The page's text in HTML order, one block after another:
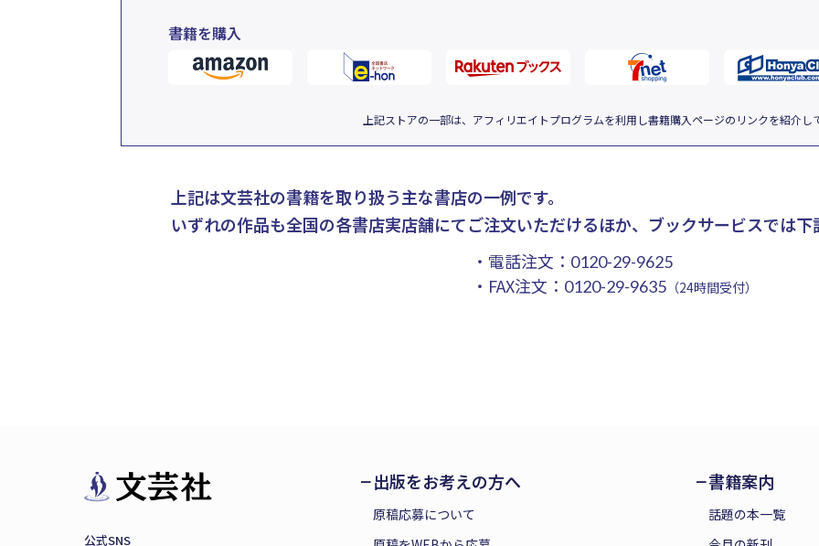
書籍を購入
上記ストアの一部は、アフィリエイトプログラムを利用し書籍購入ページのリンクを紹介し
上記は文芸社の書籍を取り扱う主な書店の一例です。
いずれの作品も全国の各書店実店舗にてご注文いただけるほか、ブックサービスでは下
・電話注文： 0120-29-9625
・FAX注文： 0120-29-9635（24時間受付）
公式SNS
出版をお考えの方へ
原稿応募について
書籍案内
話題の本一覧